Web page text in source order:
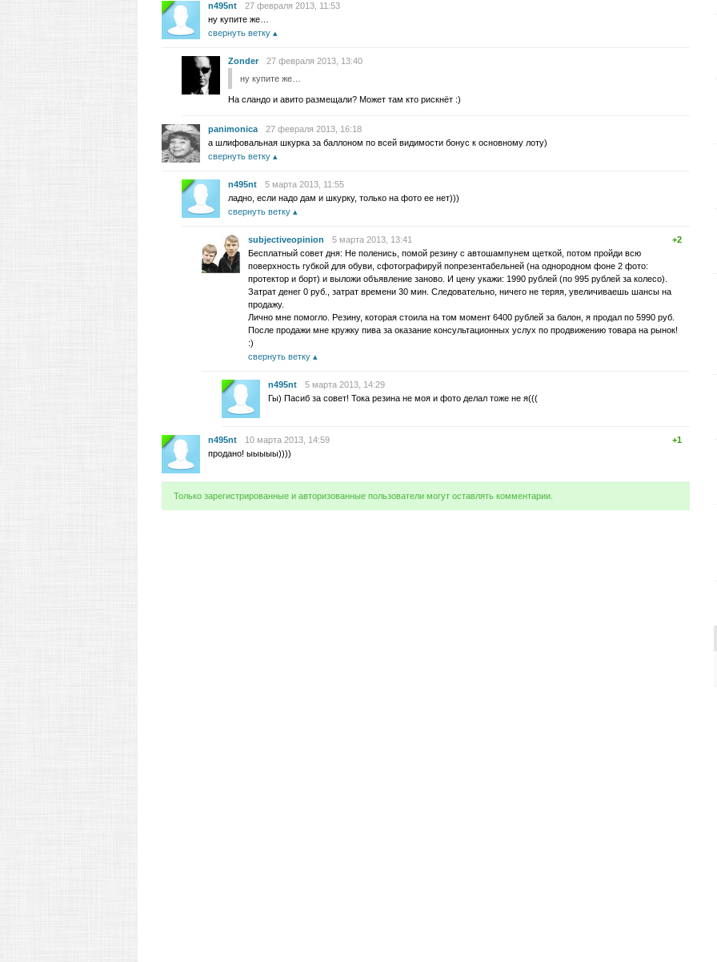
n495nt
27 февраля 2013, 11:53
ну купите же…
свернуть ветку
Zonder
27 февраля 2013, 13:40
ну купите же…
На сландо и авито размещали? Может там кто рискнёт :)
panimonica
27 февраля 2013, 16:18
а шлифовальная шкурка за баллоном по всей видимости бонус к основному лоту)
свернуть ветку
n495nt
5 марта 2013, 11:55
ладно, если надо дам и шкурку, только на фото ее нет)))
свернуть ветку
subjectiveopinion 5 марта 2013, 13:41
+2
Бесплатный совет дня: Не поленись, помой резину с автошампунем щеткой, потом пройди всю
поверхность губкой для обуви, сфотографируй попрезентабельней (на однородном фоне 2 фото:
протектор и борт) и выложи объявление заново. И цену укажи: 1990 рублей (по 995 рублей за колесо).
Затрат денег 0 руб., затрат времени 30 мин. Следовательно, ничего не теряя, увеличиваешь шансы на
продажу.
Лично мне помогло. Резину, которая стоила на том момент 6400 рублей за балон, я продал по 5990 руб.
После продажи мне кружку пива за оказание консультационных услух по продвижению товара на рынок!
:)
свернуть ветку
n495nt
5 марта 2013, 14:29
Гы) Пасиб за совет! Тока резина не моя и фото делал тоже не я(((
n495nt 10 марта 2013, 14:59
+1
продано! ыыыыы))))
Только зарегистрированные и авторизованные пользователи могут оставлять комментарии.